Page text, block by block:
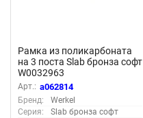
Рамка из поликарбоната
на 3 поста Slab бронза софт
W0032963
Арт.: a062814
Бренд:
Werkel
Серия:
Slab бронза софт